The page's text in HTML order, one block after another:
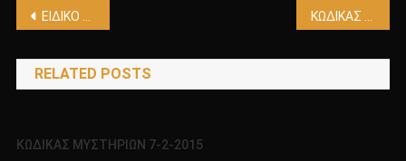
Πλοήγηση
άρθρων
ΕΙΔΙΚΟ ΑΡΘΡΟ!!!! ΒΡΕΘΗΚΕ ΝΑΥΑΓΙΟ ΥΠΟΒΡΥΧΙΟΥ ΑΠΟ ΤΟΝ Α’ ΠΑΓΚΟΣΜΙΟ ΠΟΛΕΜΟ ΠΟΥ ΤΟΥ ΕΙΧΕ ΕΠΙΤΕΘΕΙ ΘΑΛΑΣΣΙΟ ΤΕΡΑΣ!!!!
RELATED POSTS
ΚΩΔΙΚΑΣ ΜΥΣΤΗΡΙΩΝ 7-2-2015